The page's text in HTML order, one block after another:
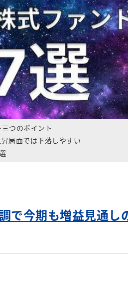
つのポイント
局面では下落しやすい
今期も増益見通し